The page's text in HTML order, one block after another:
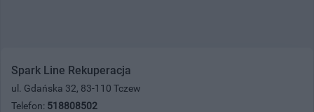
Spark Line Rekuperacja
ul. Gdańska 32, 83-110 Tczew
Telefon: 518808502